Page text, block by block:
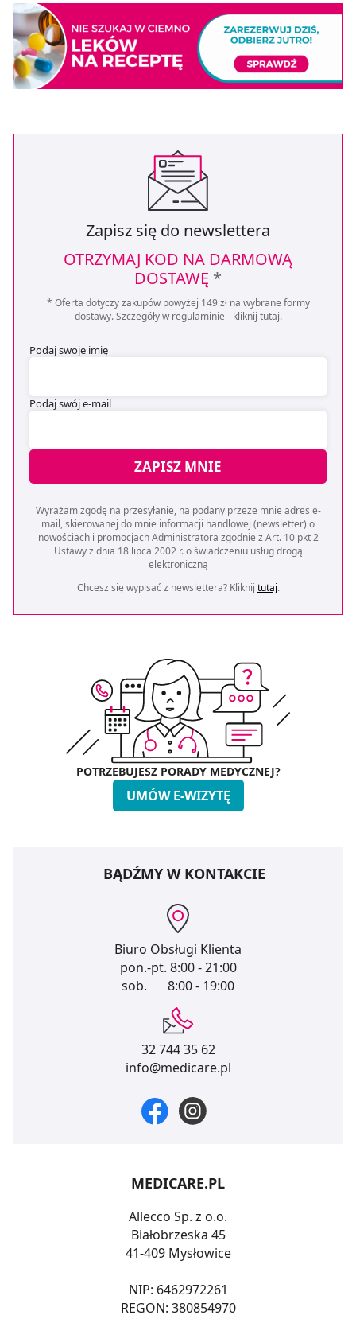
Zapisz się do newslettera
OTRZYMAJ KOD NA DARMOWĄ
DOSTAWĘ *
* Oferta dotyczy zakupów powyżej 149 zł na wybrane formy
dostawy. Szczegóły w regulaminie - kliknij tutaj.
Podaj swoje imię
Podaj swój e-mail
ZAPISZ MNIE
Wyrażam zgodę na przesyłanie, na podany przeze mnie adres e-
mail, skierowanej do mnie informacji handlowej (newsletter) o
nowościach i promocjach Administratora zgodnie z Art. 10 pkt 2
Ustawy z dnia 18 lipca 2002 r. o świadczeniu usług drogą
elektroniczną
Chcesz się wypisać z newslettera? Kliknij tutaj.
POTRZEBUJESZ PORADY MEDYCZNEJ?
UMÓW E-WIZYTĘ
BĄDŹMY W KONTAKCIE
Biuro Obsługi Klienta
pon.-pt. 8:00 - 21:00
sob.
8:00 - 19:00
32 744 35 62
info@medicare.pl
MEDICARE.PL
Allecco Sp. z o.o.
Białobrzeska 45
41-409 Mysłowice
NIP: 6462972261
REGON: 380854970